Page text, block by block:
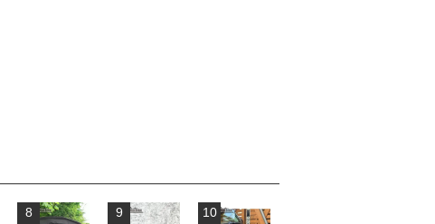
8 9 10